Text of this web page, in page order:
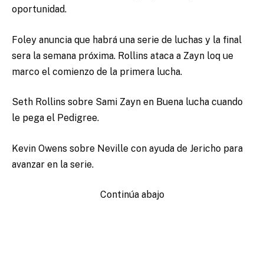
oportunidad.
Foley anuncia que habrá una serie de luchas y la final
sera la semana próxima. Rollins ataca a Zayn loq ue
marco el comienzo de la primera lucha.
Seth Rollins sobre Sami Zayn en Buena lucha cuando
le pega el Pedigree.
Kevin Owens sobre Neville con ayuda de Jericho para
avanzar en la serie.
Continúa abajo